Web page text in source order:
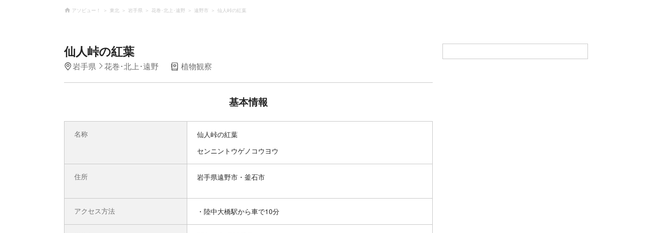
アソビュー！ 東北 岩手県 花巻･北上･遠野 遠野市 仙人峠の紅葉
仙人峠の紅葉
岩手県 花巻･北上･遠野 植物観察
基本情報
名称
仙人峠の紅葉
センニントウゲノコウヨウ
住所 岩手県遠野市・釜石市
アクセス方法 ・陸中大橋駅から車で10分